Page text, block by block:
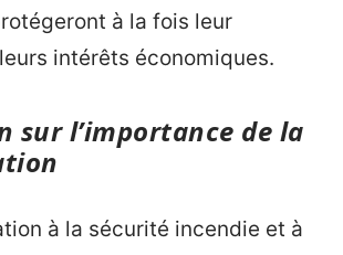
à la fois leur
intérêts économiques.
sur l’importance de la
à la sécurité incendie et à